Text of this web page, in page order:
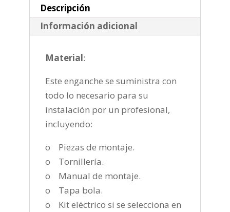
2011-
cantidad
Descripción
Información adicional
Material:
Este enganche se suministra con
todo lo necesario para su
instalación por un profesional,
incluyendo:
o Piezas de montaje.
o Tornillería.
o Manual de montaje.
o Tapa bola.
o Kit eléctrico si se selecciona en